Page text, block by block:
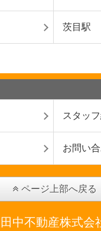
茨目駅
スタッ
お問い
ページ上部へ戻る
田中不動産株式会